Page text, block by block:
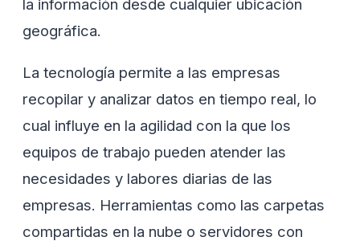
la información desde cualquier ubicación
geográfica.
La tecnología permite a las empresas
recopilar y analizar datos en tiempo real, lo
cual influye en la agilidad con la que los
equipos de trabajo pueden atender las
necesidades y labores diarias de las
empresas. Herramientas como las carpetas
compartidas en la nube o servidores con